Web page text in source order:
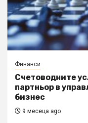
Финанси
Счетоводните
партньор в
бизнес
9 месеца ago